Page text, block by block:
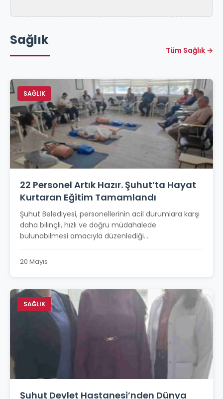
Sağlık
Tüm Sağlık →
SAĞLIK
22 Personel Artık Hazır. Şuhut’ta Hayat
Kurtaran Eğitim Tamamlandı
Şuhut Belediyesi, personellerinin acil durumlara karşı
daha bilinçli, hızlı ve doğru müdahalede
bulunabilmesi amacıyla düzenlediği...
20 Mayıs
SAĞLIK
Şuhut Devlet Hastanesi’nden Dünya